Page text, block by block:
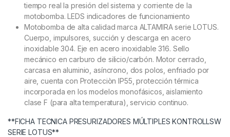
tiempo real la presión del sistema y corriente de la
motobomba. LEDS indicadores de funcionamiento
Motobomba de alta calidad marca ALTAMIRA serie LOTUS.
Cuerpo, impulsores, succión y descarga en acero
inoxidable 304. Eje en acero inoxidable 316. Sello
mecánico en carburo de silicio/carbón. Motor cerrado,
carcasa en aluminio, asíncrono, dos polos, enfriado por
aire, cuenta con Protecciòn IP55, protección térmica
incorporada en los modelos monofásicos, aislamiento
clase F (para alta temperatura), servicio continuo.
**FICHA TECNICA PRESURIZADORES MÚLTIPLES KONTROLLSW
SERIE LOTUS**